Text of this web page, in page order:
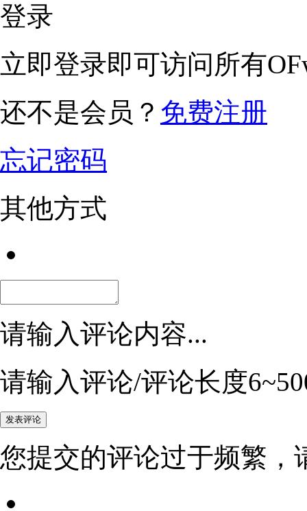
登录
立即登录即可访问所有
还不是会员？ 免费注册
忘记密码
其他方式
请输入评论内容...
请输入评论/评论长度
您提交的评论过于频繁，